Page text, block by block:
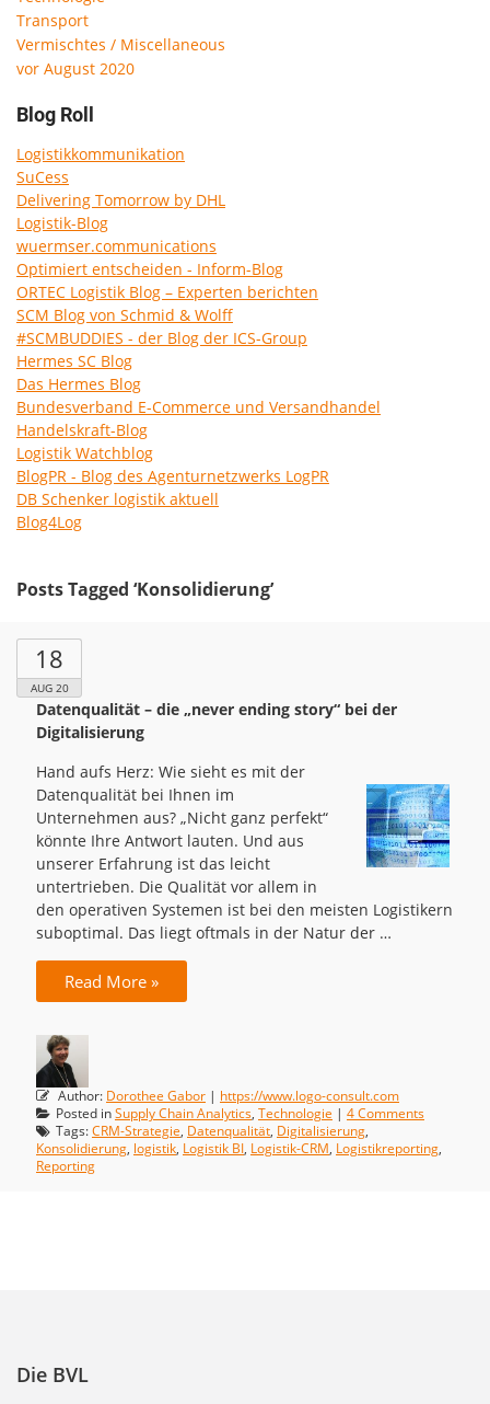
Transport
Vermischtes / Miscellaneous
vor August 2020
Blog Roll
Logistikkommunikation
SuCess
Delivering Tomorrow by DHL
Logistik-Blog
wuermser.communications
Optimiert entscheiden - Inform-Blog
ORTEC Logistik Blog – Experten berichten
SCM Blog von Schmid & Wolff
#SCMBUDDIES - der Blog der ICS-Group
Hermes SC Blog
Das Hermes Blog
Bundesverband E-Commerce und Versandhandel
Handelskraft-Blog
Logistik Watchblog
BlogPR - Blog des Agenturnetzwerks LogPR
DB Schenker logistik aktuell
Blog4Log
Posts Tagged ‘Konsolidierung’
18
AUG 20
Datenqualität – die „never ending story“ bei der
Digitalisierung
Hand aufs Herz: Wie sieht es mit der
Datenqualität bei Ihnen im
Unternehmen aus? „Nicht ganz perfekt“
könnte Ihre Antwort lauten. Und aus
unserer Erfahrung ist das leicht
untertrieben. Die Qualität vor allem in
den operativen Systemen ist bei den meisten Logistikern
suboptimal. Das liegt oftmals in der Natur der …
Read More »
Author: Dorothee Gabor | https://www.logo-consult.com
Posted inSupply Chain Analytics, Technologie | 4 Comments
Tags:CRM-Strategie, Datenqualität, Digitalisierung,
Konsolidierung, logistik, Logistik BI, Logistik-CRM, Logistikreporting,
Reporting
Die BVL